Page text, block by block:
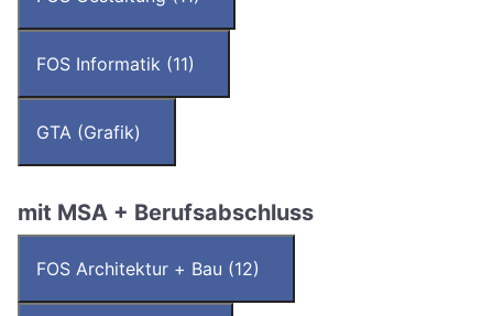
FOS Informatik (11)
GTA (Grafik)
mit MSA + Berufsabschluss
FOS Architektur + Bau (12)